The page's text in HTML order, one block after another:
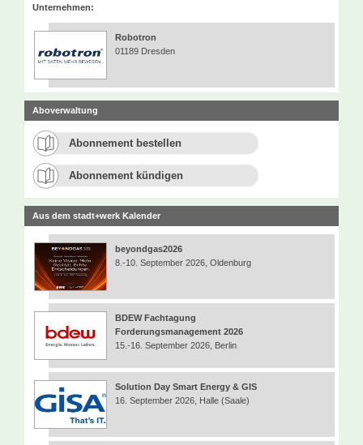
Unternehmen:
Robotron
01189 Dresden
Aboverwaltung
Abonnement bestellen
Abonnement kündigen
Aus dem stadt+werk Kalender
beyondgas2026
8.-10. September 2026, Oldenburg
BDEW Fachtagung
Forderungsmanagement 2026
15.-16. September 2026, Berlin
Solution Day Smart Energy & GIS
16. September 2026, Halle (Saale)